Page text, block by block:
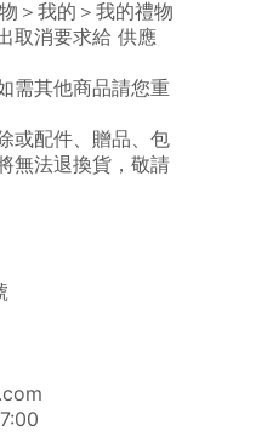
＞我的＞我的禮物
取消要求給 供應
需其他商品請您重
或配件、贈品、包
無法退換貨，敬請